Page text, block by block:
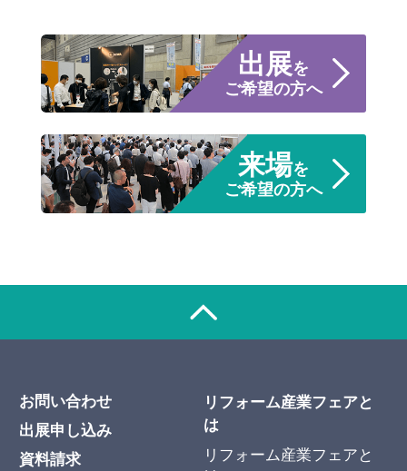
出展を
ご希望の方へ
来場を
ご希望の方へ
お問い合わせ
出展申し込み
資料請求
リフォーム産業フェアと
は
リフォーム産業フェアと